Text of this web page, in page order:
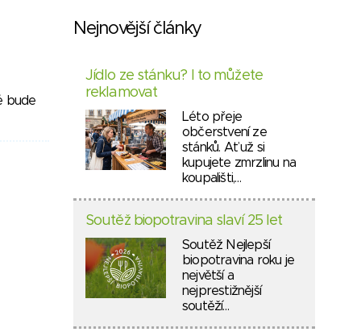
bude
Nejnovější články
Jídlo ze stánku? I to můžete
reklamovat
Léto přeje
občerstvení ze
stánků. Ať už si
kupujete zmrzlinu na
koupališti,…
Soutěž biopotravina slaví 25 let
Soutěž Nejlepší
biopotravina roku je
největší a
nejprestižnější
soutěží…